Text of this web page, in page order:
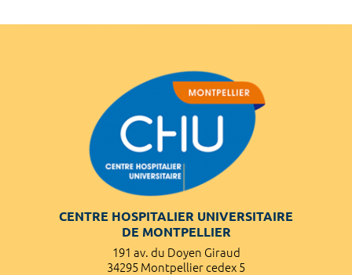
CENTRE HOSPITALIER UNIVERSITAIRE
DE MONTPELLIER
191 av. du Doyen Giraud
34295 Montpellier cedex 5